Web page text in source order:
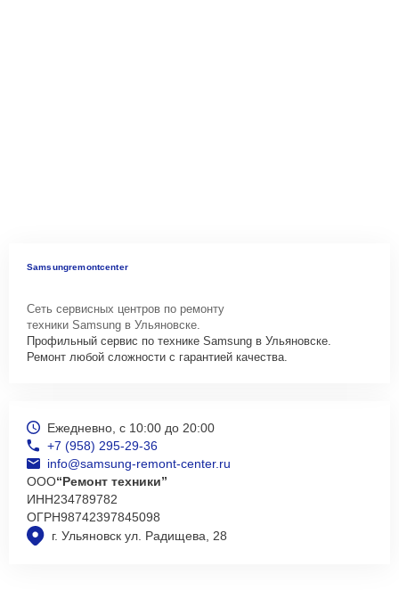
Samsungremontcenter
Сеть сервисных центров по ремонту
техники Samsung в Ульяновске.
Профильный сервис по технике Samsung в Ульяновске.
Ремонт любой сложности с гарантией качества.
г. Ульяновск ул. Радищева, 28
Ежедневно, с 10:00 до 20:00
+7 (958) 295-29-36
info@samsung-remont-center.ru
ООО“Ремонт техники”
ИНН234789782
ОГРН98742397845098